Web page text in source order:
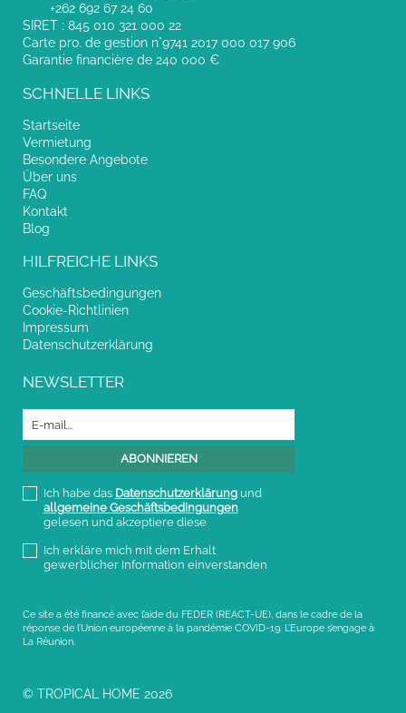
+262 692 67 24 60
SIRET : 845 010 321 000 22
Carte pro. de gestion n°9741 2017 000 017 906
Garantie financière de 240 000 €
SCHNELLE LINKS
Startseite
Vermietung
Besondere Angebote
Über uns
FAQ
Kontakt
Blog
HILFREICHE LINKS
Geschäftsbedingungen
Cookie-Richtlinien
Impressum
Datenschutzerklärung
NEWSLETTER
Ich habe das Datenschutzerklärungund
allgemeine Geschäftsbedingungen
gelesen und akzeptiere diese
Ich erkläre mich mit dem Erhalt
gewerblicher Information einverstanden
Ce site a été financé avec l’aide du FEDER (REACT-UE), dans le cadre de la
réponse de l’Union européenne à la pandémie COVID-19. L’Europe s’engage à
La Réunion.
© TROPICAL HOME 2026